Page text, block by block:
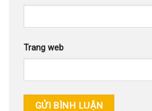
Trang web